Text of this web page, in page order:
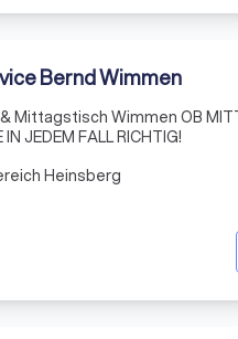
Bernd Wimmen
Wimmen OB MITTAGESSEN
JEDEM FALL RICHTIG!
Heinsberg